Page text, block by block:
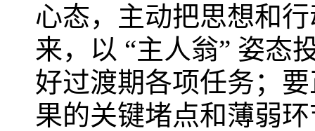
心态，主动把思想和
来，以 “主人翁” 姿态
好过渡期各项任务；
果的关键堵点和薄弱